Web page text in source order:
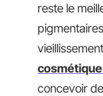
reste le
concevoir